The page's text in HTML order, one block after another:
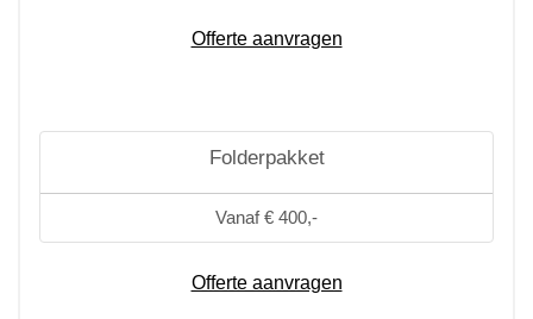
Offerte aanvragen
Folderpakket
Vanaf € 400,-
Offerte aanvragen